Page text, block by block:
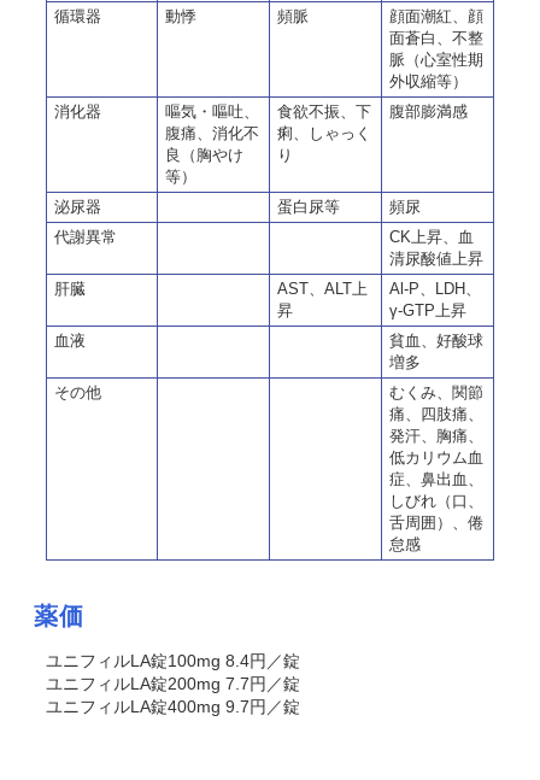
循環器 動悸 頻脈
顔面潮紅、顔
面蒼白、不整
脈（心室性期
外収縮等）
消化器
嘔気・嘔吐、
腹痛、消化不
良（胸やけ
等）
食欲不振、下
痢、しゃっく
り
腹部膨満感
泌尿器 蛋白尿等
頻尿
代謝異常
CK上昇、血
清尿酸値上昇
肝臓
AST、ALT上
昇
Al-P、LDH、
γ-GTP上昇
血液
貧血、好酸球
増多
その他
むくみ、関節
痛、四肢痛、
発汗、胸痛、
低カリウム血
症、鼻出血、
しびれ（口、
舌周囲）、倦
怠感
薬価
ユニフィルLA錠100mg 8.4円／錠
ユニフィルLA錠200mg 7.7円／錠
ユニフィルLA錠400mg 9.7円／錠